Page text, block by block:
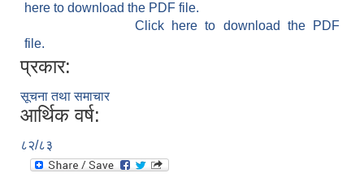
here to download the PDF file.
Click here to download the PDF
file.
प्रकार:
सूचना तथा समाचार
आर्थिक वर्ष:
८२/८३